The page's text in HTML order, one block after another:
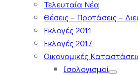
Τελευταία Νέα
Θέσεις – Προτάσεις –
Εκλογές 2011
Εκλογές 2017
Οικονομικές
Ισολογισμοί